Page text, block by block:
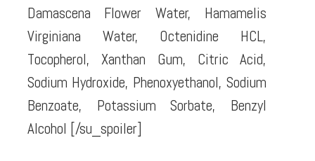
Damascena Flower Water, Hamamelis
Virginiana Water, Octenidine HCL,
Tocopherol, Xanthan Gum, Citric Acid,
Sodium Hydroxide, Phenoxyethanol, Sodium
Benzoate, Potassium Sorbate, Benzyl
Alcohol [/su_spoiler]